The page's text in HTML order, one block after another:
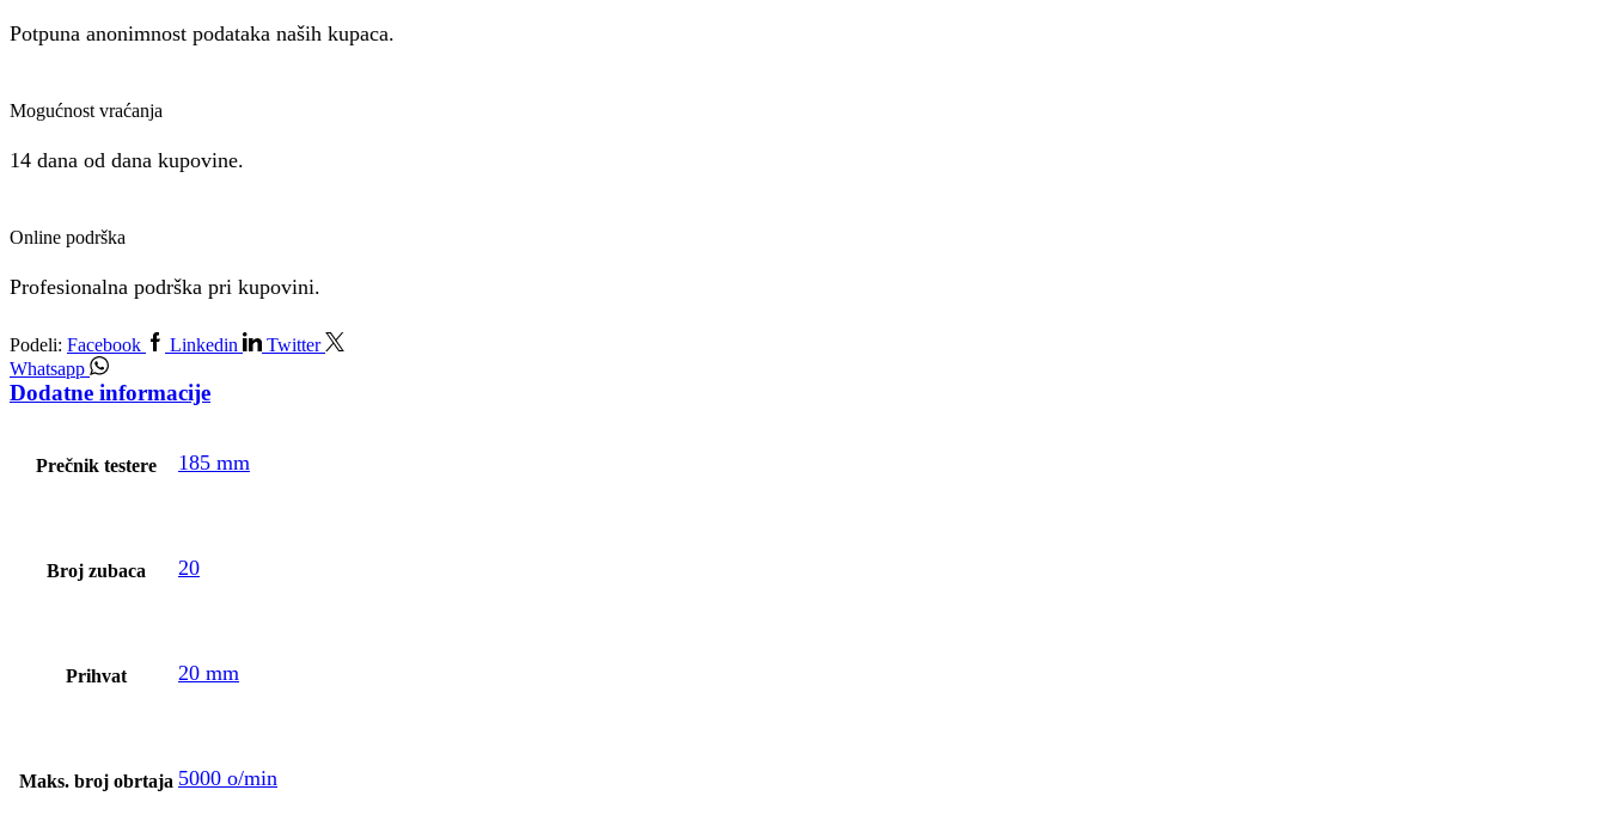
Potpuna anonimnost podataka naših kupaca.
Mogućnost vraćanja
14 dana od dana kupovine.
Online podrška
Profesionalna podrška pri kupovini.
Podeli: Facebook Linkedin
Twitter
Whatsapp
Dodatne informacije
Prečnik testere 185 mm
Broj zubaca 20
Prihvat 20 mm
Maks. broj obrtaja 5000 o/min